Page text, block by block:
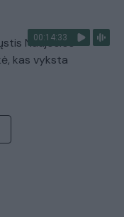
00:14:33
Naujosios
kas vyksta